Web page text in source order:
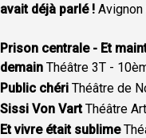
avait déjà parlé ! Avignon
Prison centrale - Et
demain Théâtre 3T -
Public chéri Théâtre de
Sissi Von VartThéâtre
Et vivre était sublime